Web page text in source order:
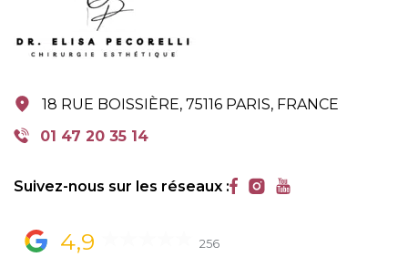
18 RUE BOISSIÈRE, 75116 PARIS, FRANCE
18 RUE BOISSIÈRE, 75116 PARIS, FRANCE
01 47 20 35 14
Suivez-nous sur les réseaux :
4,9
256